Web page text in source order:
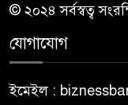
© ২০২৪ সর্বস্বত্ব
যোগাযোগ
ইমেইল :